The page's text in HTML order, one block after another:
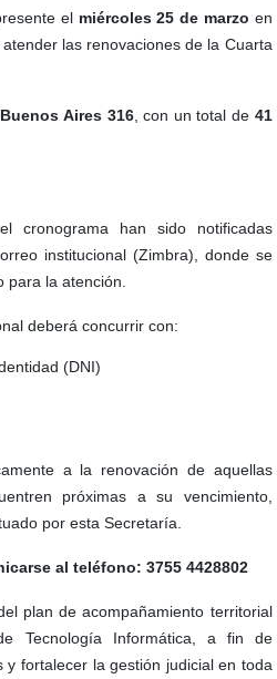
el miércoles 25 de marzo en
las renovaciones de la Cuarta
Buenos Aires 316, con un total de 41
cronograma han sido notificadas
institucional (Zimbra), donde se
para la atención.
deberá concurrir con:
(DNI)
a la renovación de aquellas
próximas a su vencimiento,
por esta Secretaría.
al teléfono: 3755 4428802
plan de acompañamiento territorial
Tecnología Informática, a fin de
y fortalecer la gestión judicial en toda